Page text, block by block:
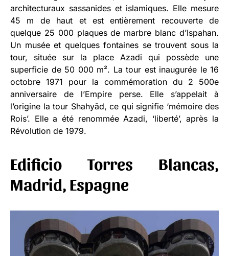
architecturaux sassanides et islamiques. Elle mesure
45 m de haut et est entièrement recouverte de
quelque 25 000 plaques de marbre blanc d’Ispahan.
Un musée et quelques fontaines se trouvent sous la
tour, située sur la place Azadi qui possède une
superficie de 50 000 m². La tour est inaugurée le 16
octobre 1971 pour la commémoration du 2 500e
anniversaire de l’Empire perse. Elle s’appelait à
l’origine la tour Shahyād, ce qui signifie ‘mémoire des
Rois’. Elle a été renommée Azadi, ‘liberté’, après la
Révolution de 1979.
Edificio Torres Blancas,
Madrid, Espagne